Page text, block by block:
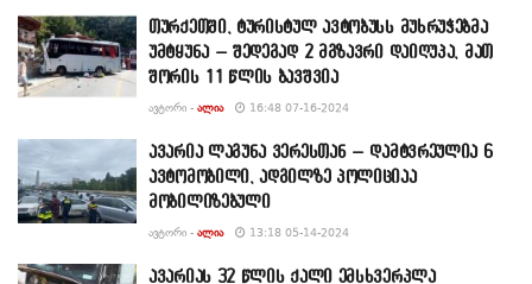
თურქეთში, ტურისტულ ავტობუსს მუხრუჭებმა
უმტყუნა – შედეგად 2 მგზავრი დაიღუპა, მათ
შორის 11 წლის ბავშვია
ᲐᲕᲢᲝᲠᲘ - ᲐᲚᲘᲐ 16:48 07-16-2024
ავარია ლაგუნა ვერესთან – დამტვრეულია 6
ავტომობილი, ადგილზე პოლიციაა
მობილიზებული
ᲐᲕᲢᲝᲠᲘ - ᲐᲚᲘᲐ 13:18 05-14-2024
ავარიას 32 წლის ქალი ემსხვერპლა